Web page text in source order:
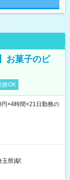
お菓子のピ
接OK
×4時間×21日勤務の
玉県)駅